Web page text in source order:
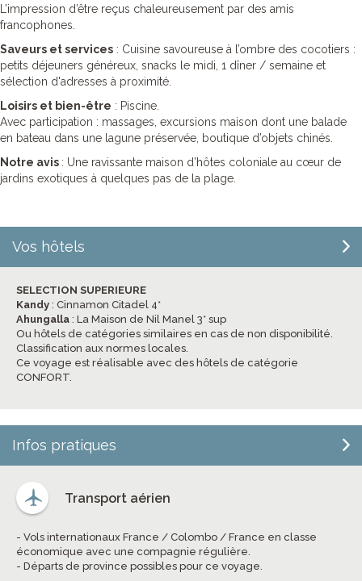
L’impression d’être reçus chaleureusement par des amis
francophones.
Saveurs et services : Cuisine savoureuse à l’ombre des cocotiers :
petits déjeuners généreux, snacks le midi, 1 dîner / semaine et
sélection d'adresses à proximité.
Loisirs et bien-être : Piscine.
Avec participation : massages, excursions maison dont une balade
en bateau dans une lagune préservée, boutique d’objets chinés.
Notre avis : Une ravissante maison d’hôtes coloniale au cœur de
jardins exotiques à quelques pas de la plage.
Vos hôtels
SELECTION SUPERIEURE
Kandy : Cinnamon Citadel 4*
Ahungalla : La Maison de Nil Manel 3* sup
Ou hôtels de catégories similaires en cas de non disponibilité.
Classification aux normes locales.
Ce voyage est réalisable avec des hôtels de catégorie
CONFORT.
Infos pratiques
Transport aérien
- Vols internationaux France / Colombo / France en classe
économique avec une compagnie régulière.
- Départs de province possibles pour ce voyage.